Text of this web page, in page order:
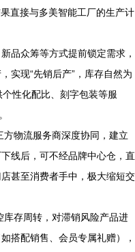
直接与多美智能工厂的生产计
品众筹等方式提前锁定需求，
实现“先销后产”，库存自然为
性化配比、刻字包装等服
方物流服务商深度协同，建立
线后，可不经品牌中心仓，直
甚至消费者手中，极大缩短交
库存周转，对滞销风险产品进
搭配销售、会员专属礼赠），